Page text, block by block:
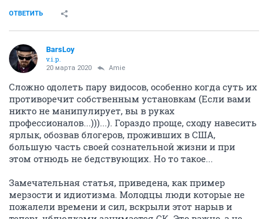
ОТВЕТИТЬ
BarsLoy
v.i.p.
20 марта 2020 Amie
Сложно одолеть пару видосов, особенно когда суть их
противоречит собственным установкам (Если вами
никто не манипулирует, вы в руках
профессионалов...)))...). Гораздо проще, сходу навесить
ярлык, обозвав блогеров, проживших в США,
большую часть своей сознательной жизни и при
этом отнюдь не бедствующих. Но то такое...
Замечательная статья, приведена, как пример
мерзости и идиотизма. Молодцы люди которые не
пожалели времени и сил, вскрыли этот нарыв и